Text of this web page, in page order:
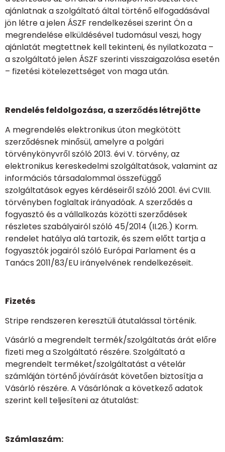
ajánlatnak a szolgáltató által történő elfogadásával
jön létre a jelen ÁSZF rendelkezései szerint Ön a
megrendelése elküldésével tudomásul veszi, hogy
ajánlatát megtettnek kell tekinteni, és nyilatkozata –
a szolgáltató jelen ÁSZF szerinti visszaigazolása esetén
– fizetési kötelezettséget von maga után.
Rendelés feldolgozása, a szerződés létrejötte
A megrendelés elektronikus úton megkötött
szerződésnek minősül, amelyre a polgári
törvénykönyvről szóló 2013. évi V. törvény, az
elektronikus kereskedelmi szolgáltatások, valamint az
információs társadalommal összefüggő
szolgáltatások egyes kérdéseiről szóló 2001. évi CVIII.
törvényben foglaltak irányadóak. A szerződés a
fogyasztó és a vállalkozás közötti szerződések
részletes szabályairól szóló 45/2014 (II.26.) Korm.
rendelet hatálya alá tartozik, és szem előtt tartja a
fogyasztók jogairól szóló Európai Parlament és a
Tanács 2011/83/EU irányelvének rendelkezéseit.
Fizetés
Stripe rendszeren keresztüli átutalással történik.
Vásárló a megrendelt termék/szolgáltatás árát előre
fizeti meg a Szolgáltató részére. Szolgáltató a
megrendelt terméket/szolgáltatást a vételár
számláján történő jóváírását követően biztosítja a
Vásárló részére. A Vásárlónak a következő adatok
szerint kell teljesíteni az átutalást:
Számlaszám: